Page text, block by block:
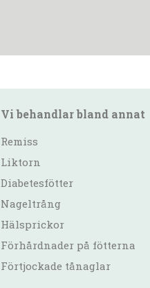
Vi behandlar bland annat
Remiss
Liktorn
Diabetesfötter
Nageltrång
Hälsprickor
Förhårdnader på fötterna
Förtjockade tånaglar